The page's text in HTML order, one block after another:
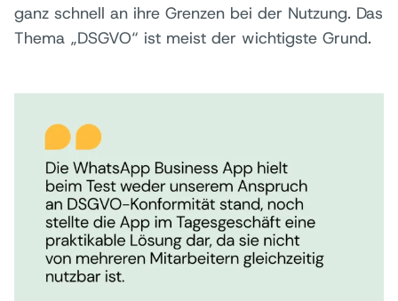
ganz schnell an ihre Grenzen bei der Nutzung. Das
Thema „DSGVO“ ist meist der wichtigste Grund.